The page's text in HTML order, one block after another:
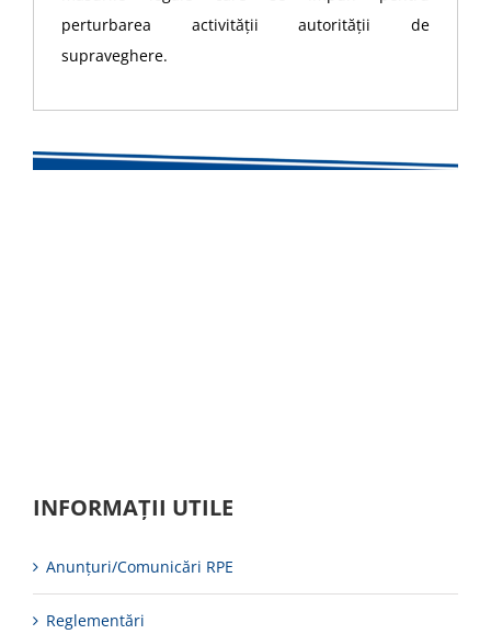
perturbarea activității autorității de
supraveghere.
INFORMAȚII UTILE
Anunțuri/Comunicări RPE
Reglementări